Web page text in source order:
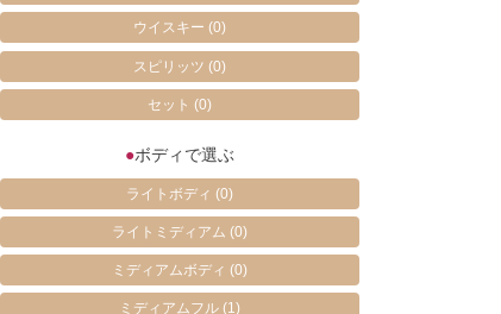
ウイスキー(0)
スピリッツ(0)
セット(0)
●ボディで選ぶ
ライトボディ(0)
ライトミディアム(0)
ミディアムボディ(0)
ミディアムフル(1)